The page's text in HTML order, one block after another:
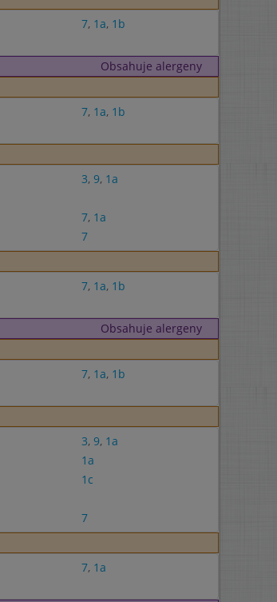
7, 1a, 1b
Obsahuje alergeny
7, 1a, 1b
3, 9, 1a
7, 1a
7
7, 1a, 1b
Obsahuje alergeny
7, 1a, 1b
3, 9, 1a
1a
1c
7
7, 1a